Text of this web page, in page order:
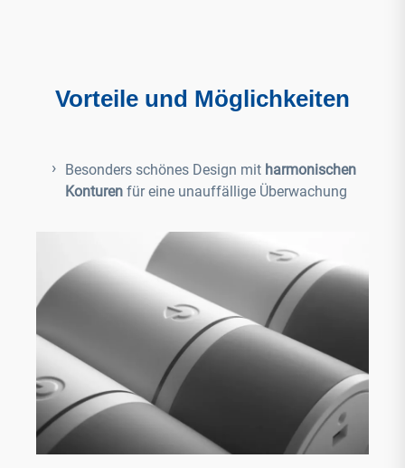
Vorteile und Möglichkeiten
Besonders schönes Design mit harmonischen
Konturen für eine unauffällige Überwachung